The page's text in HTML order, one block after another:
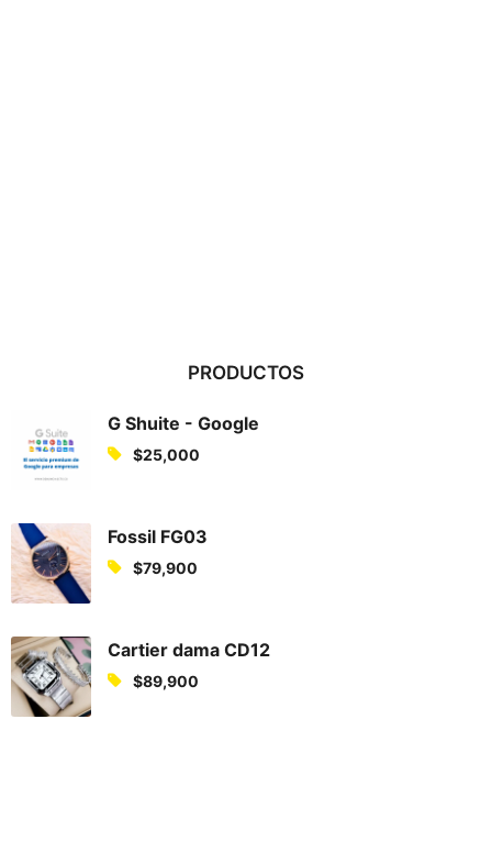
PRODUCTOS
G Shuite - Google
$25,000
Fossil FG03
$79,900
Cartier dama CD12
$89,900